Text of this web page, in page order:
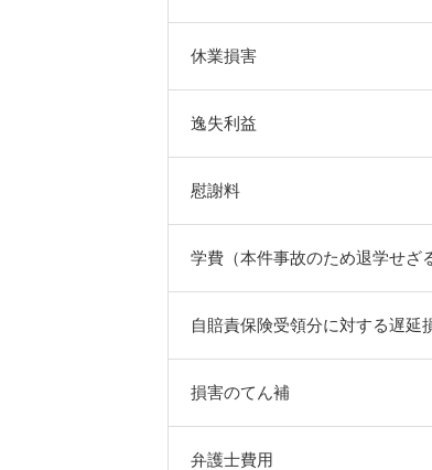
休業損害
逸失利益
慰謝料
学費（本件事故のため退学せざ
自賠責保険受領分に対する遅延
損害のてん補
弁護士費用